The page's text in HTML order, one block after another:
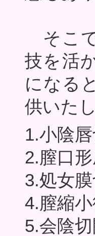
そこ
技を活
になる
供いた
1.小陰
2.膣口
3.処女
4.膣縮
5.会陰